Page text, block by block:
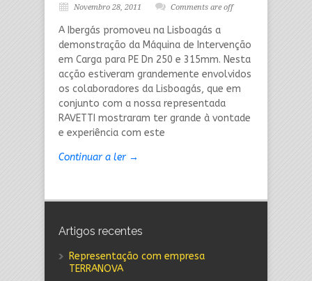
Novembro 28, 2011 Comments are off
A Ibergás promoveu na Lisboagás a
demonstração da Máquina de Intervenção
em Carga para PE Dn 250 e 315mm. Nesta
acção estiveram grandemente envolvidos
os colaboradores da Lisboagás, que em
conjunto com a nossa representada
RAVETTI mostraram ter grande à vontade
e experiência com este
Continuar a ler →
Artigos recentes
Representação com empresa
TERRANOVA